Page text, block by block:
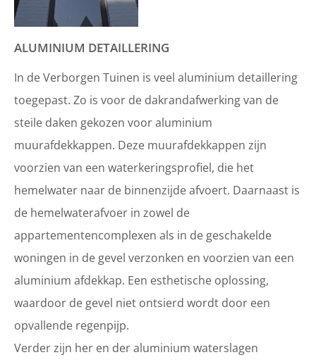
ALUMINIUM DETAILLERING
In de Verborgen Tuinen is veel aluminium detaillering
toegepast. Zo is voor de dakrandafwerking van de
steile daken gekozen voor aluminium
muurafdekkappen. Deze muurafdekkappen zijn
voorzien van een waterkeringsprofiel, die het
hemelwater naar de binnenzijde afvoert. Daarnaast is
de hemelwaterafvoer in zowel de
appartementencomplexen als in de geschakelde
woningen in de gevel verzonken en voorzien van een
aluminium afdekkap. Een esthetische oplossing,
waardoor de gevel niet ontsierd wordt door een
opvallende regenpijp.
Verder zijn her en der aluminium waterslagen